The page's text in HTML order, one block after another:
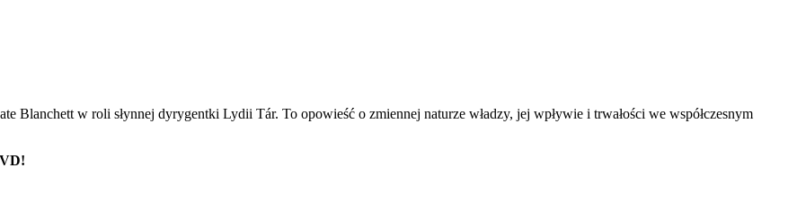
Blanchett w roli słynnej dyrygentki Lydii Tár. To opowieść o zmiennej naturze władzy, jej wpływie i trwałości we współczesnym